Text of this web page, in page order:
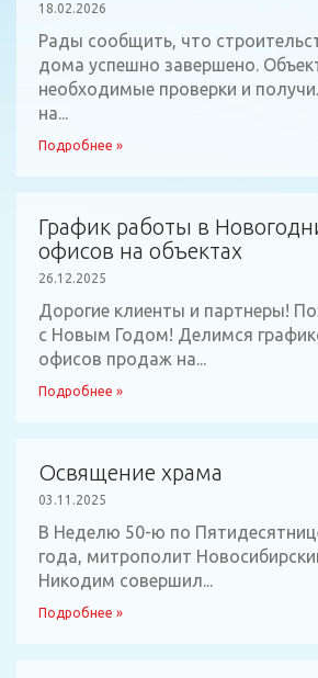
18.02.2026
Рады сообщить, что
дома успешно завершено.
необходимые проверки и
на...
Подробнее »
График работы в
офисов на объектах
26.12.2025
Дорогие клиенты и партнеры!
с Новым Годом! Делимся
офисов продаж на...
Подробнее »
Освящение храма
03.11.2025
В Неделю 50-ю по
года, митрополит
Никодим совершил...
Подробнее »